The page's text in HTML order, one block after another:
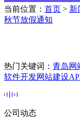
当前位置： 首页 > 新
秋节放假通知
热门关键词： 青岛网
软件开发网站建设
公司动态